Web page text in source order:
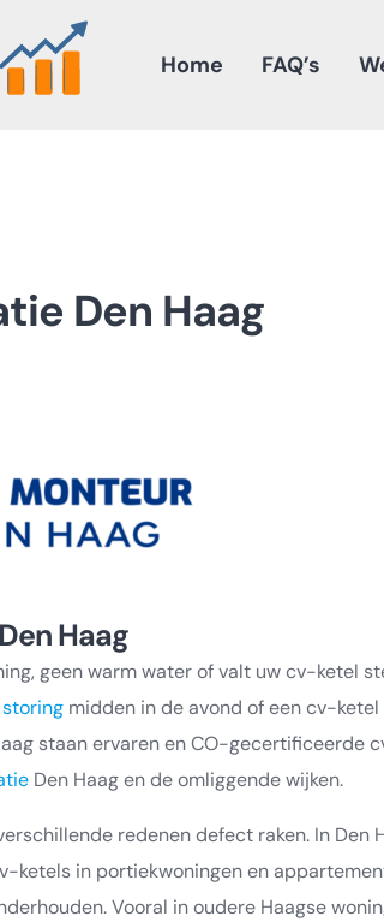
Home FAQ’s
Den Haag
Haag
geen warm water of valt uw cv-ketel
storing midden in de avond of een cv-
staan ervaren en CO-gecertificeerde
Den Haag en de omliggende wijken.
redenen defect raken. In Den
ketels in portiekwoningen en
Vooral in oudere Haagse